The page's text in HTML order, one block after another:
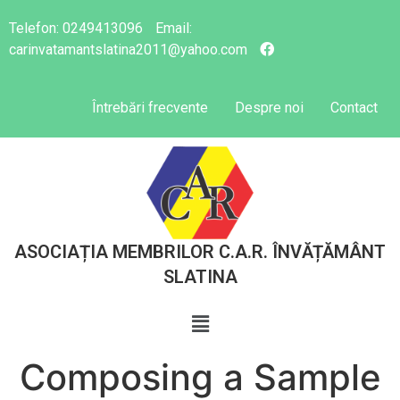
Telefon: 0249413096
Email:
carinvatamantslatina2011@yahoo.com
Întrebări frecvente Despre noi Contact
ASOCIAȚIA MEMBRILOR C.A.R. ÎNVĂȚĂMÂNT
SLATINA
Composing a Sample